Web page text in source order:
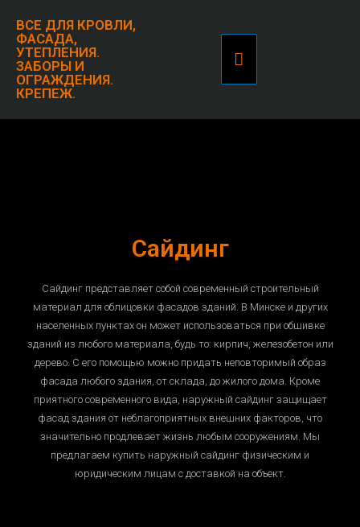
ВСЕ ДЛЯ КРОВЛИ,
ФАСАДА,
УТЕПЛЕНИЯ.
ЗАБОРЫ И
ОГРАЖДЕНИЯ.
КРЕПЕЖ.
Сайдинг
Сайдинг представляет собой современный строительный
материал для облицовки фасадов зданий. В Минске и других
населенных пунктах он может использоваться при обшивке
зданий из любого материала, будь то: кирпич, железобетон или
дерево. С его помощью можно придать неповторимый образ
фасада любого здания, от склада, до жилого дома. Кроме
приятного современного вида, наружный сайдинг защищает
фасад здания от неблагоприятных внешних факторов, что
значительно продлевает жизнь любым сооружениям. Мы
предлагаем купить наружный сайдинг физическим и
юридическим лицам с доставкой на объект.